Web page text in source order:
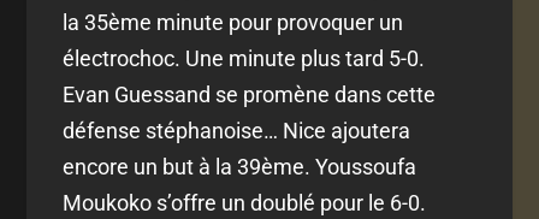
la 35ème minute pour provoquer un
électrochoc. Une minute plus tard 5-0.
Evan Guessand se promène dans cette
défense stéphanoise… Nice ajoutera
encore un but à la 39ème. Youssoufa
Moukoko s’offre un doublé pour le 6-0.